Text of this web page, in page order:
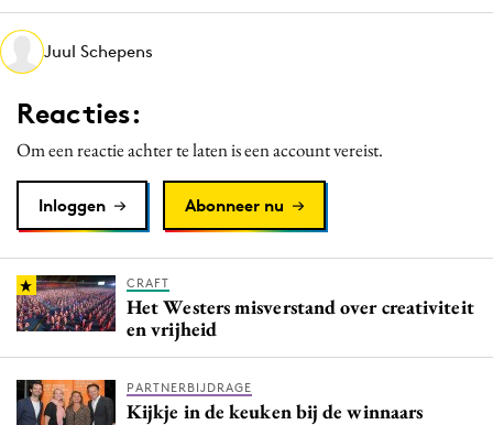
Craft
Customer Experience
Data & Insights
Design
Digital transformation
Diversiteit
Effectiviteit
Influencer marketing
Interne communicatie
Media
Merkstrategie
Juul Schepens
Reacties:
Om een reactie achter te laten is een account vereist.
Inloggen Abonneer nu
CRAFT
Het Westers misverstand over creativiteit
en vrijheid
PARTNERBIJDRAGE
Kijkje in de keuken bij de winnaars